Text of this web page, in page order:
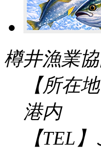
樽井漁業
【所在
港内
【TEL